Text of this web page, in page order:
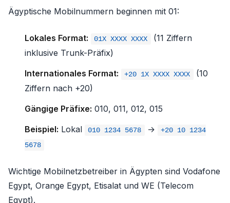
Ägyptische Mobilnummern beginnen mit 01:
Lokales Format: 01X XXXX XXXX
(11 Ziffern
inklusive Trunk-Präfix)
Internationales Format:
+20 1X XXXX XXXX
(10
Ziffern nach +20)
Gängige Präfixe: 010, 011, 012, 015
Beispiel: Lokal 010 1234 5678 →
+20 10 1234
5678
Wichtige Mobilnetzbetreiber in Ägypten sind Vodafone
Egypt, Orange Egypt, Etisalat und WE (Telecom
Egypt).